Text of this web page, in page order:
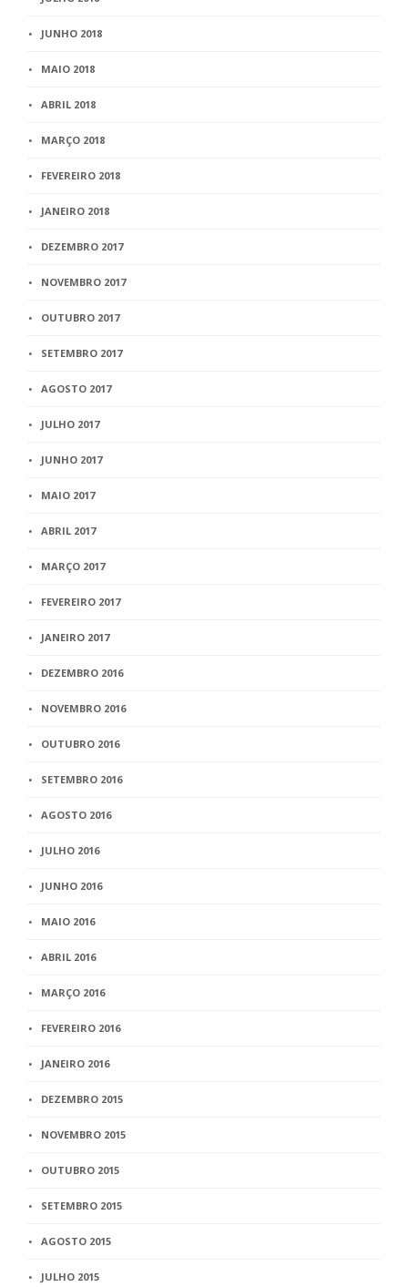
JUNHO 2018
MAIO 2018
ABRIL 2018
MARÇO 2018
FEVEREIRO 2018
JANEIRO 2018
DEZEMBRO 2017
NOVEMBRO 2017
OUTUBRO 2017
SETEMBRO 2017
AGOSTO 2017
JULHO 2017
JUNHO 2017
MAIO 2017
ABRIL 2017
MARÇO 2017
FEVEREIRO 2017
JANEIRO 2017
DEZEMBRO 2016
NOVEMBRO 2016
OUTUBRO 2016
SETEMBRO 2016
AGOSTO 2016
JULHO 2016
JUNHO 2016
MAIO 2016
ABRIL 2016
MARÇO 2016
FEVEREIRO 2016
JANEIRO 2016
DEZEMBRO 2015
NOVEMBRO 2015
OUTUBRO 2015
SETEMBRO 2015
AGOSTO 2015
JULHO 2015